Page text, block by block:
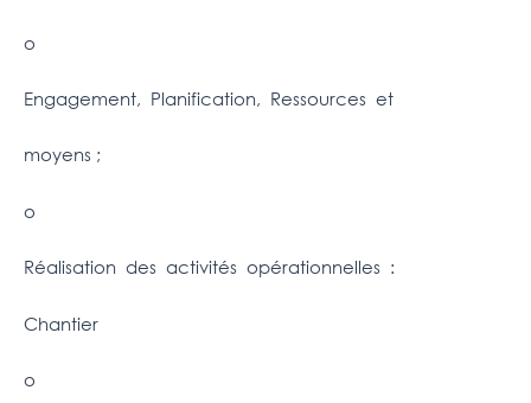
o
Engagement, Planification, Ressources et
moyens ;
o
Réalisation des activités opérationnelles :
Chantier
o